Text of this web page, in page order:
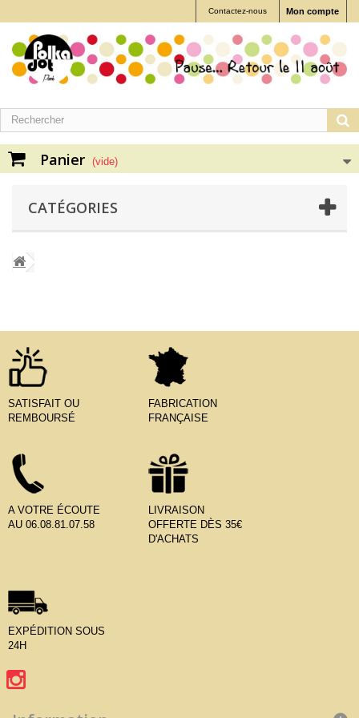
Mon compte
Contactez-nous
Panier (vide)
CATÉGORIES
SATISFAIT OU
REMBOURSÉ
FABRICATION
FRANÇAISE
A VOTRE ÉCOUTE
AU 06.08.81.07.58
LIVRAISON
OFFERTE DÈS 35€
D'ACHATS
EXPÉDITION SOUS
24H